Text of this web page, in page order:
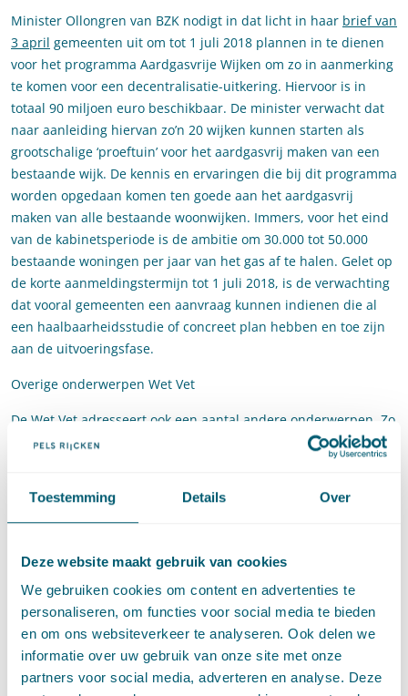
Toestemming Details Over
Deze website maakt gebruik van cookies
We gebruiken cookies om content en advertenties te
personaliseren, om functies voor social media te bieden
en om ons websiteverkeer te analyseren. Ook delen we
informatie over uw gebruik van onze site met onze
partners voor social media, adverteren en analyse. Deze
Minister Ollongren van BZK nodigt in dat licht in haar brief van
3 april gemeenten uit om tot 1 juli 2018 plannen in te dienen
voor het programma Aardgasvrije Wijken om zo in aanmerking
te komen voor een decentralisatie-uitkering. Hiervoor is in
totaal 90 miljoen euro beschikbaar. De minister verwacht dat
naar aanleiding hiervan zo’n 20 wijken kunnen starten als
grootschalige ‘proeftuin’ voor het aardgasvrij maken van een
bestaande wijk. De kennis en ervaringen die bij dit programma
worden opgedaan komen ten goede aan het aardgasvrij
maken van alle bestaande woonwijken. Immers, voor het eind
van de kabinetsperiode is de ambitie om 30.000 tot 50.000
bestaande woningen per jaar van het gas af te halen. Gelet op
de korte aanmeldingstermijn tot 1 juli 2018, is de verwachting
dat vooral gemeenten een aanvraag kunnen indienen die al
een haalbaarheidsstudie of concreet plan hebben en toe zijn
aan de uitvoeringsfase.
Overige onderwerpen Wet Vet
De Wet Vet adresseert ook een aantal andere onderwerpen. Zo
worden de rol en taken van de netbeheerders verduidelijkt. De
taken van de netwerkbedrijven (tijdelijk) verder kunnen
worden uitgebreid via een algemene maatregel van bestuur.
te dragen aan de energietransitie.
Andere zaken die met de wetswijziging worden geregeld, zijn
onder meer de mogelijkheid om bestaande
hoogspanningsverbindingen gedeeltelijk te verplaatsen of
onder de grond te leggen (verkabelen), wanneer ze te dicht bij